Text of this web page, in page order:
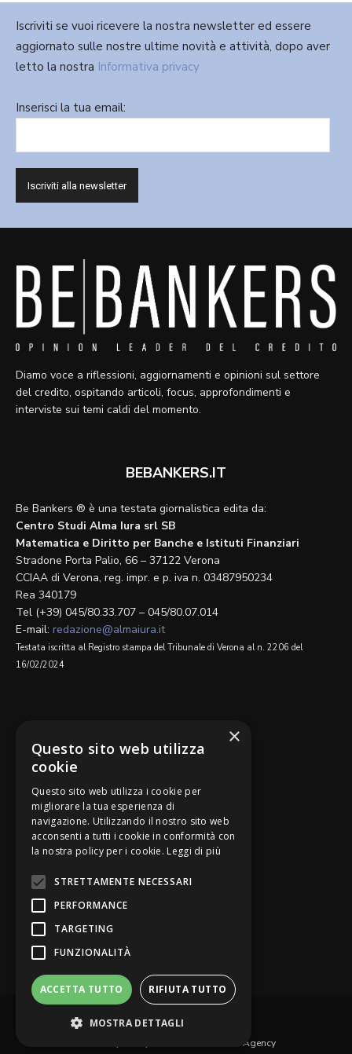
Iscriviti se vuoi ricevere la nostra newsletter ed essere
aggiornato sulle nostre ultime novità e attività, dopo aver
letto la nostra Informativa privacy
Inserisci la tua email:
Diamo voce a riflessioni, aggiornamenti e opinioni sul settore
del credito, ospitando articoli, focus, approfondimenti e
interviste sui temi caldi del momento.
BEBANKERS.IT
Be Bankers ® è una testata giornalistica edita da:
Centro Studi Alma Iura srl SB
Matematica e Diritto per Banche e Istituti Finanziari
Stradone Porta Palio, 66 – 37122 Verona
CCIAA di Verona, reg. impr. e p. iva n. 03487950234
Rea 340179
Tel (+39) 045/80.33.707 – 045/80.07.014
E-mail: redazione@almaiura.it
Testata iscritta al Registro stampa del Tribunale di Verona al n. 2206 del
16/02/2024
Be Bankers è ideato da
© Be Bankers - Opinion Leader del credito
Web Agency
×
Questo sito web utilizza
cookie
Questo sito web utilizza i cookie per
migliorare la tua esperienza di
navigazione. Utilizzando il nostro sito web
acconsenti a tutti i cookie in conformità con
la nostra policy per i cookie. Leggi di più
STRETTAMENTE NECESSARI
PERFORMANCE
TARGETING
FUNZIONALITÀ
ACCETTA TUTTO RIFIUTA TUTTO
MOSTRA DETTAGLI